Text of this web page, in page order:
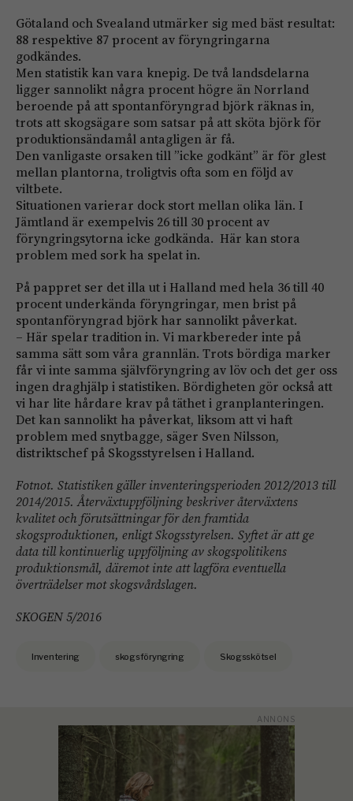
Götaland och Svealand utmärker sig med bäst resultat:
88 respektive 87 procent av föryngringarna
godkändes.
Men statistik kan vara knepig. De två landsdelarna
ligger sannolikt några procent högre än Norrland
beroende på att spontanföryngrad björk räknas in,
trots att skogsägare som satsar på att sköta björk för
produktionsändamål antagligen är få.
Den vanligaste orsaken till ”icke godkänt” är för glest
mellan plantorna, troligtvis ofta som en följd av
viltbete.
Situationen varierar dock stort mellan olika län. I
Jämtland är exempelvis 26 till 30 procent av
föryngringsytorna icke godkända. Här kan stora
problem med sork ha spelat in.
På pappret ser det illa ut i Halland med hela 36 till 40
procent underkända föryngringar, men brist på
spontanföryngrad björk har sannolikt påverkat.
– Här spelar tradition in. Vi markbereder inte på
samma sätt som våra grannlän. Trots bördiga marker
får vi inte samma självföryngring av löv och det ger oss
ingen draghjälp i statistiken. Bördigheten gör också att
vi har lite hårdare krav på täthet i granplanteringen.
Det kan sannolikt ha påverkat, liksom att vi haft
problem med snytbagge, säger Sven Nilsson,
distriktschef på Skogsstyrelsen i Halland.
Fotnot. Statistiken gäller inventeringsperioden 2012/2013 till
2014/2015. Återväxtuppföljning beskriver återväxtens
kvalitet och förutsättningar för den framtida
skogsproduktionen, enligt Skogsstyrelsen. Syftet är att ge
data till kontinuerlig uppföljning av skogspolitikens
produktionsmål, däremot inte att lagföra eventuella
överträdelser mot skogsvårdslagen.
SKOGEN 5/2016
Inventering skogsföryngring Skogsskötsel